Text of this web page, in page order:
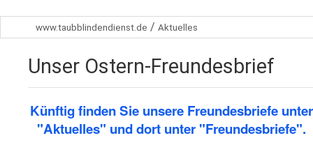
Wir über uns
Arbeitsbereiche
Spenden
www.taubblindendienst.de / Aktuelles
Unser Ostern-Freundesbrief
Künftig finden Sie unsere Freundesbriefe unter
"Aktuelles" und dort unter "Freundesbriefe".